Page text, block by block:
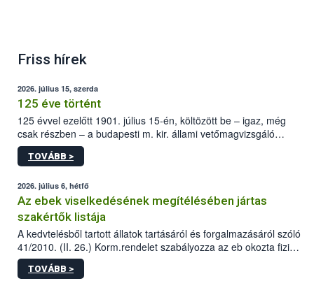
Friss hírek
2026. július 15, szerda
125 éve történt
125 évvel ezelőtt 1901. július 15-én, költözött be – igaz, még
csak részben – a budapesti m. kir. állami vetőmagvizsgáló
állomás a Kis Rókus utca 15. szám alatti, Czigler Győző által
tervezett új épületébe.
TOVÁBB >
2026. július 6, hétfő
Az ebek viselkedésének megítélésében jártas
szakértők listája
A kedvtelésből tartott állatok tartásáról és forgalmazásáról szóló
41/2010. (II. 26.) Korm.rendelet szabályozza az eb okozta fizikai
sérülés, illetve ennek veszélye keletkezésekor felmerülő
hatósági feladatokat, valamint a veszélyes eb tartását és annak
TOVÁBB >